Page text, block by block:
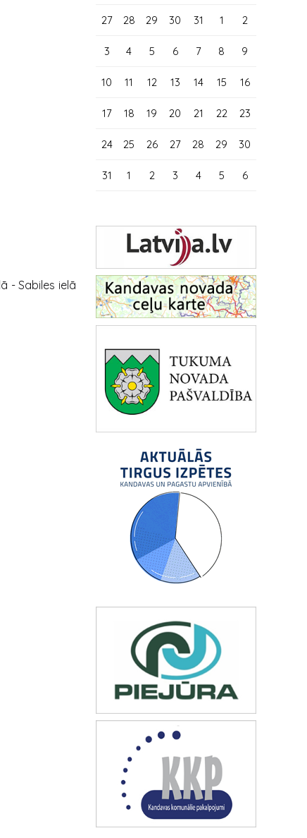
- Sabiles ielā
27 28 29 30 31 1 2
3 4 5 6 7 8 9
10 11 12 13 14 15 16
17 18 19 20 21 22 23
24 25 26 27 28 29 30
31 1 2 3 4 5 6